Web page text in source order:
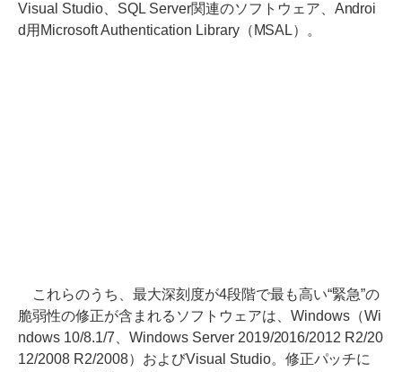
Visual Studio、SQL Server関連のソフトウェア、Androi
d用Microsoft Authentication Library（MSAL）。
これらのうち、最大深刻度が4段階で最も高い“緊急”の
脆弱性の修正が含まれるソフトウェアは、Windows（Wi
ndows 10/8.1/7、Windows Server 2019/2016/2012 R2/20
12/2008 R2/2008）およびVisual Studio。修正パッチに